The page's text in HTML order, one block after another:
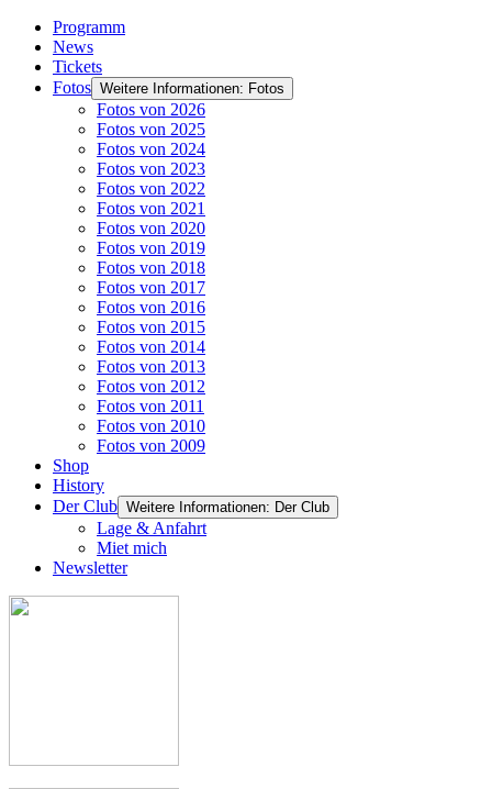
Programm
News
Tickets
Fotos Weitere Informationen: Fotos
Fotos von 2026
Fotos von 2025
Fotos von 2024
Fotos von 2023
Fotos von 2022
Fotos von 2021
Fotos von 2020
Fotos von 2019
Fotos von 2018
Fotos von 2017
Fotos von 2016
Fotos von 2015
Fotos von 2014
Fotos von 2013
Fotos von 2012
Fotos von 2011
Fotos von 2010
Fotos von 2009
Shop
History
Der Club Weitere Informationen: Der Club
Lage & Anfahrt
Miet mich
Newsletter